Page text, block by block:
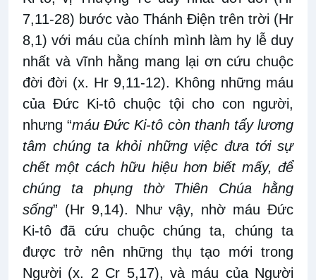
7,11-28) bước vào Thánh Điện trên trời (Hr
8,1) với máu của chính mình làm hy lễ duy
nhất và vĩnh hằng mang lại ơn cứu chuộc
đời đời (x. Hr 9,11-12). Không những máu
của Đức Ki-tô chuộc tội cho con người,
nhưng “máu Đức Ki-tô còn thanh tẩy lương
tâm chúng ta khỏi những việc đưa tới sự
chết một cách hữu hiệu hơn biết mấy, để
chúng ta phụng thờ Thiên Chúa hằng
sống” (Hr 9,14). Như vậy, nhờ máu Đức
Ki-tô đã cứu chuộc chúng ta, chúng ta
được trở nên những thụ tạo mới trong
Người (x. 2 Cr 5,17), và máu của Người